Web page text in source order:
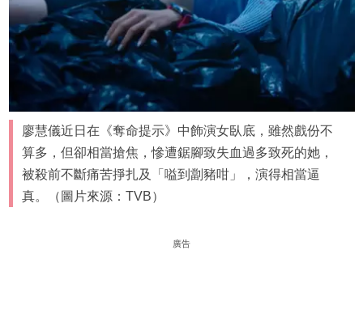
廖慧儀近日在《奪命提示》中飾演女臥底，雖然戲份不
算多，但卻相當搶焦，慘遭鋸腳致失血過多致死的她，
被殺前不斷痛苦掙扎及「嗌到劏豬咁」，演得相當逼
真。（圖片來源：TVB）
廣告